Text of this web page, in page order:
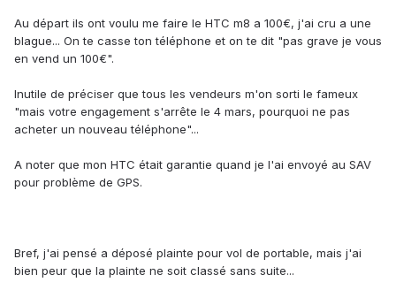
Au départ ils ont voulu me faire le HTC m8 a 100€, j'ai cru a une
blague... On te casse ton téléphone et on te dit "pas grave je vous
en vend un 100€".
Inutile de préciser que tous les vendeurs m'on sorti le fameux
"mais votre engagement s'arrête le 4 mars, pourquoi ne pas
acheter un nouveau téléphone"...
A noter que mon HTC était garantie quand je l'ai envoyé au SAV
pour problème de GPS.
Bref, j'ai pensé a déposé plainte pour vol de portable, mais j'ai
bien peur que la plainte ne soit classé sans suite...